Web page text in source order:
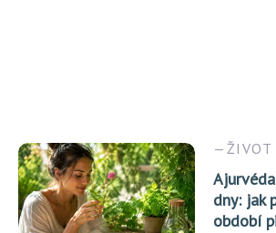
ŽIVOT
dny: jak
období